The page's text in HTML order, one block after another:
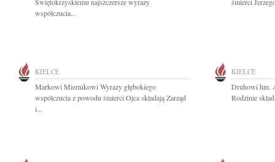
współczucia...
KIELCE
Markowi Miernikowi Wyrazy głębokiego
współczucia z powodu śmierci Ojca składają Zarząd
i...
KIELCE
Druhowi hm.
Rodzinie